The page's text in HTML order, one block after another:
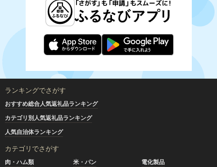
ランキングでさがす
おすすめ総合人気返礼品ランキング
カテゴリ別人気返礼品ランキング
人気自治体ランキング
カテゴリでさがす
肉・ハム類 米・パン
電化製品